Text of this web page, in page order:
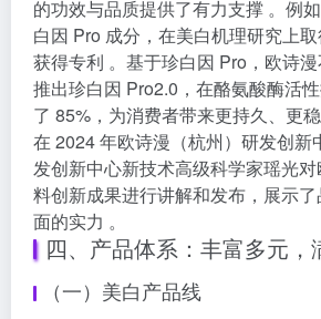
的功效与品质提供了有力支撑 。例
白因 Pro 成分，在美白机理研究上
获得专利 。基于珍白因 Pro，欧诗
推出珍白因 Pro2.0，在酪氨酸酶活
了 85%，为消费者带来更持久、更稳
在 2024 年欧诗漫（杭州）研发创新
发创新中心新技术高级科学家瑶光
料创新成果进行讲解和发布，展示
面的实力 。
四、产品体系：丰富多元，
（一）美白产品线